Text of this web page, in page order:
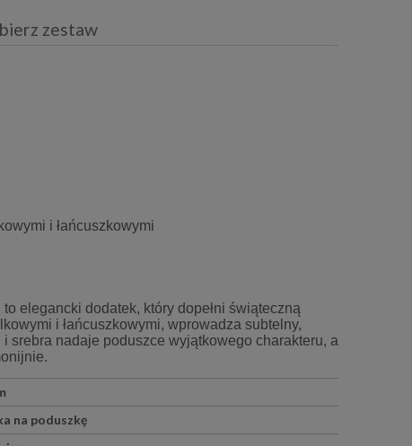
17,00 zł
zestaw
i łańcuszkowymi
elegancki dodatek, który dopełni świąteczną
i łańcuszkowymi, wprowadza subtelny,
srebra nadaje poduszce wyjątkowego charakteru, a
na poduszkę